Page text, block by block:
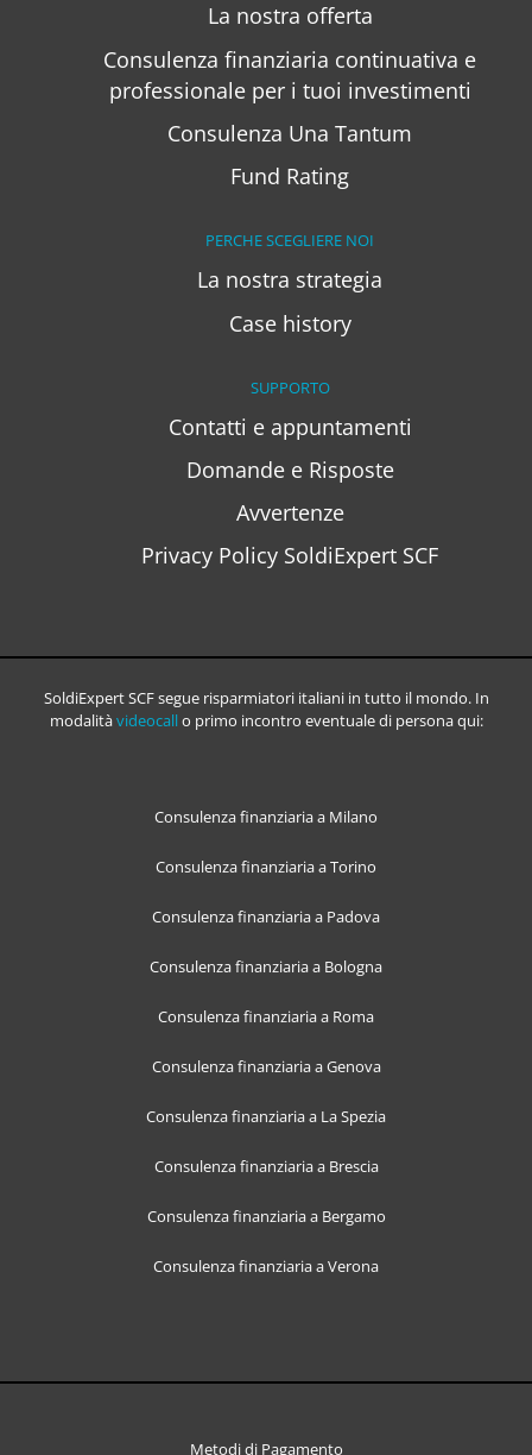
La nostra offerta
Consulenza finanziaria continuativa e
professionale per i tuoi investimenti
Consulenza Una Tantum
Fund Rating
PERCHE SCEGLIERE NOI
La nostra strategia
Case history
SUPPORTO
Contatti e appuntamenti
Domande e Risposte
Avvertenze
Privacy Policy SoldiExpert SCF
SoldiExpert SCF segue risparmiatori italiani in tutto il mondo. In
modalitàvideocallo primo incontro eventuale di persona qui:
Consulenza finanziaria a Milano
Consulenza finanziaria a Torino
Consulenza finanziaria a Padova
Consulenza finanziaria a Bologna
Consulenza finanziaria a Roma
Consulenza finanziaria a Genova
Consulenza finanziaria a La Spezia
Consulenza finanziaria a Brescia
Consulenza finanziaria a Bergamo
Consulenza finanziaria a Verona
Metodi di Pagamento